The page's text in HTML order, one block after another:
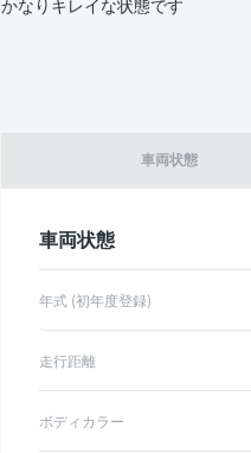
車両状態
車両状態
年式 (初年度登録)
走行距離
ボディカラー